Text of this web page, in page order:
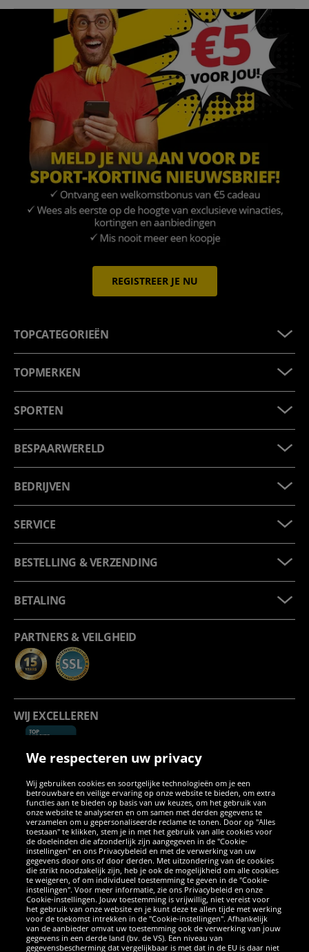
REGISTREER JE NU
TOPCATEGORIEËN
TOPMERKEN
SPORTEN
BESPAARWERELD
BEDRIJVEN
SERVICE
BESTELLING & VERZENDING
BETALING
PARTNERS & VEILGHEID
WIJ EXCELLEREN
SOCIALE MEDIA
FacebookInstagram
WhatsApp
TikTokTwitterYouTube
APPS
We respecteren uw privacy
Wij gebruiken cookies en soortgelijke technologieën om je een
betrouwbare en veilige ervaring op onze website te bieden, om extra
functies aan te bieden op basis van uw keuzes, om het gebruik van
onze website te analyseren en om samen met derden gegevens te
verzamelen om u gepersonaliseerde reclame te tonen. Door op "Alles
toestaan" te klikken, stem je in met het gebruik van alle cookies voor
de doeleinden die afzonderlijk zijn aangegeven in de "Cookie-
instellingen" en ons Privacybeleid en met de verwerking van uw
gegevens door ons of door derden. Met uitzondering van de cookies
die strikt noodzakelijk zijn, heb je ook de mogelijkheid om alle cookies
te weigeren, of om individueel toestemming te geven in de "Cookie-
instellingen". Voor meer informatie, zie ons Privacybeleid en onze
Cookie-instellingen. Jouw toestemming is vrijwillig, niet vereist voor
het gebruik van onze website en je kunt deze te allen tijde met werking
voor de toekomst intrekken in de "Cookie-instellingen". Afhankelijk
van de aanbieder omvat uw toestemming ook de verwerking van jouw
gegevens in een derde land (bv. de VS). Een niveau van
gegevensbescherming dat vergelijkbaar is met dat in de EU is daar niet